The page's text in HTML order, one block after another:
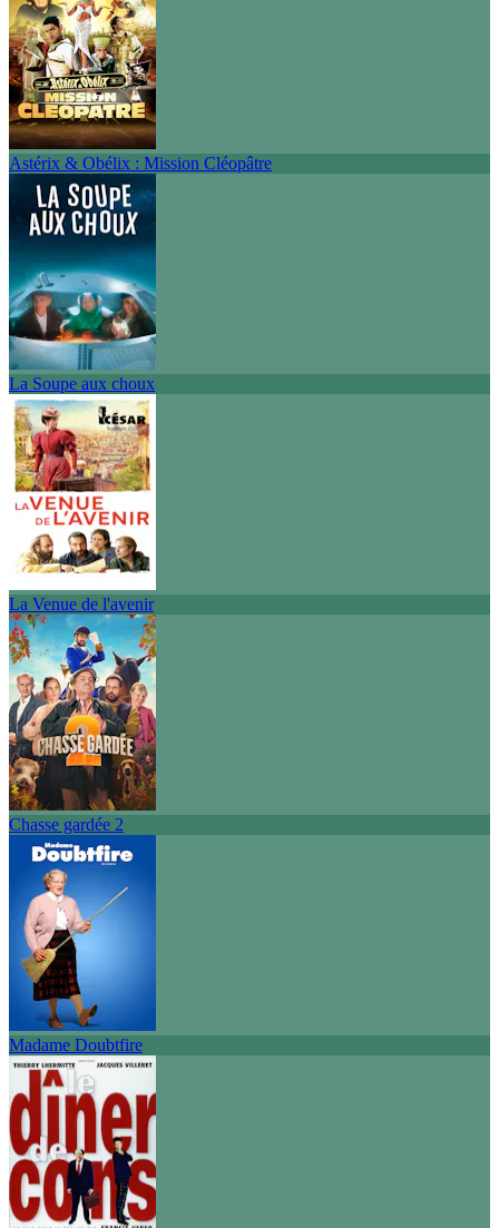
Astérix & Obélix : Mission Cléopâtre
La Soupe aux choux
La Venue de l'avenir
Chasse gardée 2
Madame Doubtfire